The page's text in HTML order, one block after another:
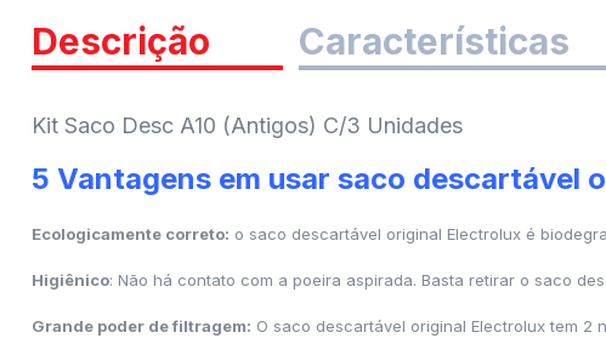
Descrição
Kit Saco Desc A10 (Antigos) C/3 Unidades
5 Vantagens em usar saco descartável
Ecologicamente correto: o saco descartável original Electrolux é
Higiênico: Não há contato com a poeira aspirada. Basta retirar o saco
Grande poder de filtragem: O saco descartável original Electrolux tem
Características